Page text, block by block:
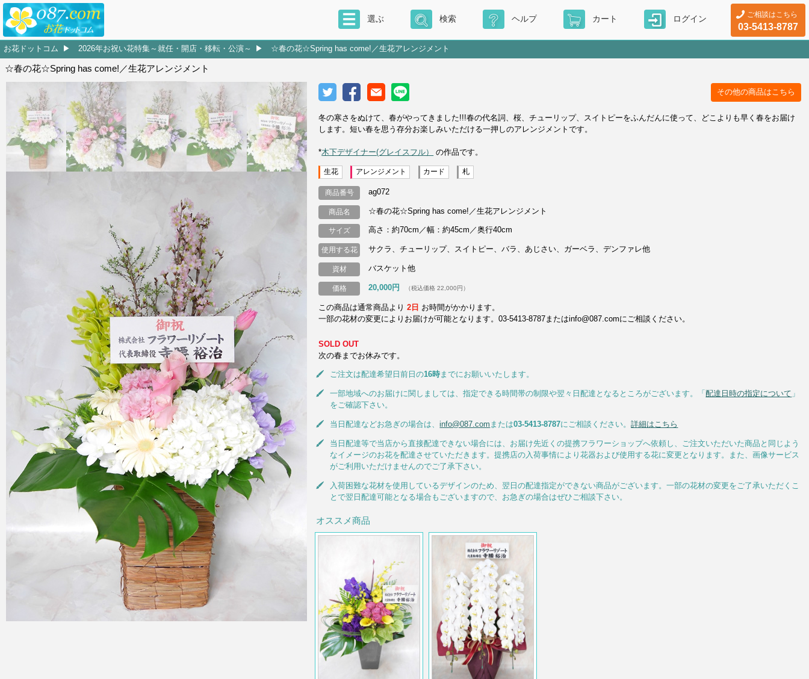
ご相談はこちら
03-5413-8787
選ぶ 検索 ヘルプ カート ログイン
お花ドットコム 2026年お祝い花特集～就任・開店・移転・公演～ ☆春の花☆Spring has come!／生花アレンジメント
☆春の花☆Spring has come!／生花アレンジメント
その他の商品はこちら
冬の寒さをぬけて、春がやってきました!!!春の代名詞、桜、チューリップ、スイトピーをふんだんに使って、どこよりも早く春をお届け
します。短い春を思う存分お楽しみいただける一押しのアレンジメントです。
*木下デザイナー(グレイスフル） の作品です。
生花 アレンジメント カード 札
商品番号 ag072
商品名 ☆春の花☆Spring has come!／生花アレンジメント
サイズ 高さ：約70cm／幅：約45cm／奥行40cm
使用する花 サクラ、チューリップ、スイトピー、バラ、あじさい、ガーベラ、デンファレ他
資材 バスケット他
価格 20,000円 （税込価格 22,000円）
この商品は通常商品より2日 お時間がかかります。
一部の花材の変更によりお届けが可能となります。03-5413-8787またはinfo@087.comにご相談ください。
SOLD OUT
次の春までお休みです。
ご注文は配達希望日前日の16時までにお願いいたします。
一部地域へのお届けに関しましては、指定できる時間帯の制限や翌々日配達となるところがございます。「配達日時の指定について 」
をご確認下さい。
当日配達などお急ぎの場合は、info@087.com または03-5413-8787にご相談ください。詳細はこちら
当日配達等で当店から直接配達できない場合には、お届け先近くの提携フラワーショップへ依頼し、ご注文いただいた商品と同じよう
なイメージのお花を配達させていただきます。提携店の入荷事情により花器および使用する花に変更となります。また、画像サービス
がご利用いただけませんのでご了承下さい。
入荷困難な花材を使用しているデザインのため、翌日の配達指定ができない商品がございます。一部の花材の変更をご了承いただくこ
とで翌日配達可能となる場合もございますので、お急ぎの場合はぜひご相談下さい。
オススメ商品